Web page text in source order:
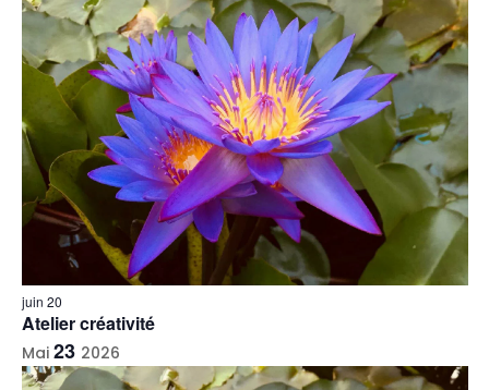
juin 20
Atelier créativité
Mai 23 2026